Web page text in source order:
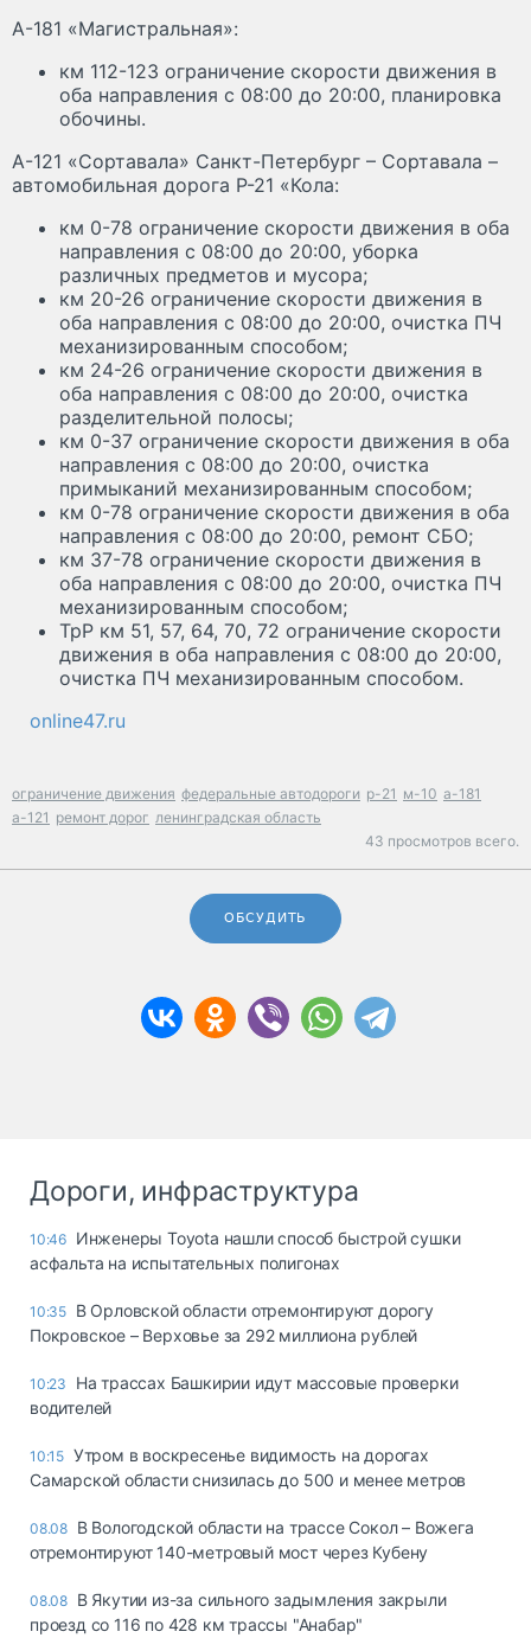
А-181 «Магистральная»:
км 112-123 ограничение скорости движения в
оба направления с 08:00 до 20:00, планировка
обочины.
А-121 «Сортавала» Санкт-Петербург – Сортавала –
автомобильная дорога Р-21 «Кола:
км 0-78 ограничение скорости движения в оба
направления с 08:00 до 20:00, уборка
различных предметов и мусора;
км 20-26 ограничение скорости движения в
оба направления с 08:00 до 20:00, очистка ПЧ
механизированным способом;
км 24-26 ограничение скорости движения в
оба направления с 08:00 до 20:00, очистка
разделительной полосы;
км 0-37 ограничение скорости движения в оба
направления с 08:00 до 20:00, очистка
примыканий механизированным способом;
км 0-78 ограничение скорости движения в оба
направления с 08:00 до 20:00, ремонт СБО;
км 37-78 ограничение скорости движения в
оба направления с 08:00 до 20:00, очистка ПЧ
механизированным способом;
ТрР км 51, 57, 64, 70, 72 ограничение скорости
движения в оба направления с 08:00 до 20:00,
очистка ПЧ механизированным способом.
online47.ru
ограничение движения федеральные автодороги р-21 м-10 а-181
а-121 ремонт дорог ленинградская область
43 просмотров всего.
ОБСУДИТЬ
Дороги, инфраструктура
10:46 Инженеры Toyota нашли способ быстрой сушки
асфальта на испытательных полигонах
10:35 В Орловской области отремонтируют дорогу
Покровское – Верховье за 292 миллиона рублей
10:23
На трассах Башкирии идут массовые проверки
водителей
10:15 Утром в воскресенье видимость на дорогах
Самарской области снизилась до 500 и менее метров
08.08 В Вологодской области на трассе Сокол – Вожега
отремонтируют 140-метровый мост через Кубену
08.08 В Якутии из-за сильного задымления закрыли
проезд со 116 по 428 км трассы "Анабар"